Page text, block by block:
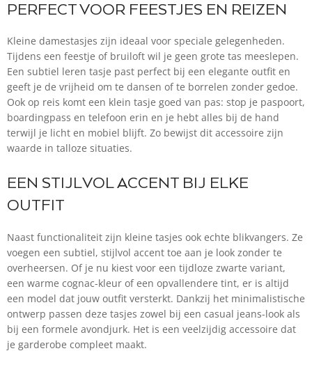
PERFECT VOOR FEESTJES EN REIZEN
Kleine damestasjes zijn ideaal voor speciale gelegenheden.
Tijdens een feestje of bruiloft wil je geen grote tas meeslepen.
Een subtiel leren tasje past perfect bij een elegante outfit en
geeft je de vrijheid om te dansen of te borrelen zonder gedoe.
Ook op reis komt een klein tasje goed van pas: stop je paspoort,
boardingpass en telefoon erin en je hebt alles bij de hand
terwijl je licht en mobiel blijft. Zo bewijst dit accessoire zijn
waarde in talloze situaties.
EEN STIJLVOL ACCENT BIJ ELKE
OUTFIT
Naast functionaliteit zijn kleine tasjes ook echte blikvangers. Ze
voegen een subtiel, stijlvol accent toe aan je look zonder te
overheersen. Of je nu kiest voor een tijdloze zwarte variant,
een warme cognac-kleur of een opvallendere tint, er is altijd
een model dat jouw outfit versterkt. Dankzij het minimalistische
ontwerp passen deze tasjes zowel bij een casual jeans-look als
bij een formele avondjurk. Het is een veelzijdig accessoire dat
je garderobe compleet maakt.